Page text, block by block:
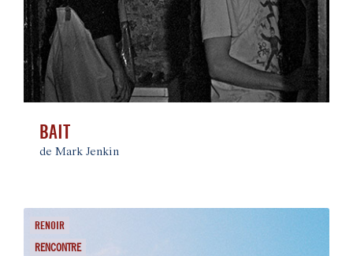
BAIT
de Mark Jenkin
RENOIR
RENCONTRE